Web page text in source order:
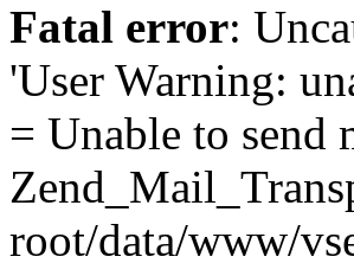
Fatal error:
'User Warning:
= Unable to send
root/data/www/